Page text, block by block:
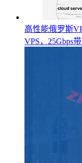
高性能俄罗斯
VPS，25Gbps